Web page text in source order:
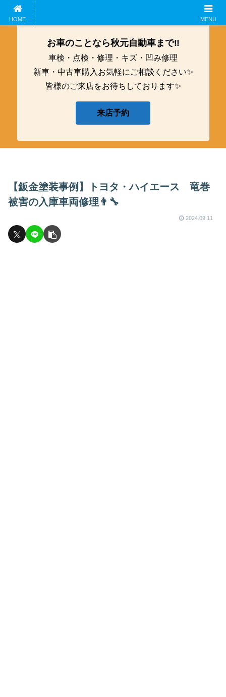
ホーム アクセス
お車のことなら秋元自動車まで‼️
車検・点検・修理・キズ・凹み修理
新車・中古車購入お気軽にご相談ください✨
皆様のご来店をお待ちしております✨
来店予約
【鈑金塗装事例】トヨタ・ハイエース 竜巻
被害の入庫車両修理👨‍🔧
2024.09.11
HOME MENU